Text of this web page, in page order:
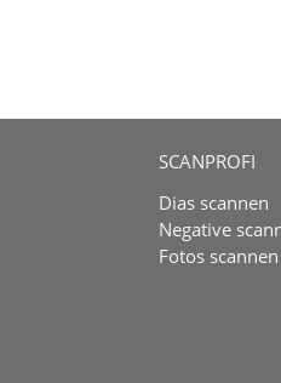
SCANPROFI
Dias scannen
Negative
Fotos scannen